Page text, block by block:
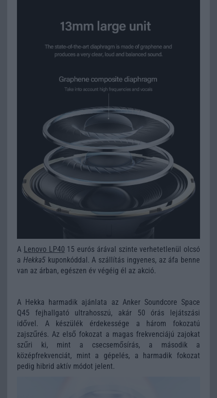
A Lenovo LP40 15 eurós árával szinte verhetetlenül olcsó
a Hekka5kuponkóddal. A szállítás ingyenes, az áfa benne
van az árban, egészen év végéig él az akció.
A Hekka harmadik ajánlata az Anker Soundcore Space
Q45 fejhallgató ultrahosszú, akár 50 órás lejátszási
idővel. A készülék érdekessége a három fokozatú
zajszűrés. Az első fokozat a magas frekvenciájú zajokat
szűri ki, mint a csecsemősírás, a második a
középfrekvenciát, mint a gépelés, a harmadik fokozat
pedig hibrid aktív módot jelent.